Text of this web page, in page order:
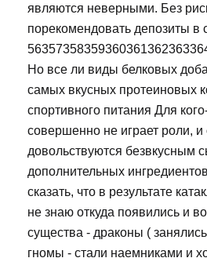
являются неверными. Без
порекомендовать депозиты в
Но все ли виды белковых
самых вкусных протеиновых
спортивного питания Для
совершенно не играет роли,
довольствуются безвкусным
дополнительных
сказать, что в результате
не знаю откуда появились и
существа - драконы (
гномы - стали наемниками и